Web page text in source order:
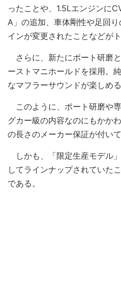
ったことや、1.5Lエンジンに
A」の追加、車体剛性や足回
インが変更されたことなどがト
さらに、新たにポート研磨
ーストマニホールドを採用。
なマフラーサウンドが楽しめ
このように、ポート研磨や
グカー級の内容なのにもかか
の長さのメーカー保証が付いて
しかも、「限定生産モデル
してラインナップされていた
である。